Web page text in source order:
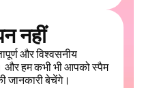
नहीं
और विश्वसनीय
और हम कभी भी आपको स्पैम
जानकारी बेचेंगे।